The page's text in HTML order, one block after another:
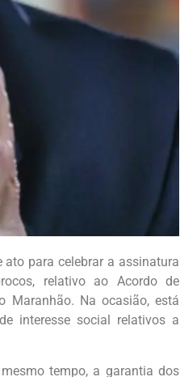
para celebrar a assinatura
relativo ao Acordo de
Maranhão. Na ocasião, está
interesse social relativos a
tempo, a garantia dos